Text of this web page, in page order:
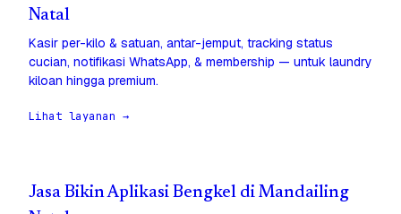
Natal
Kasir per-kilo & satuan, antar-jemput, tracking status
cucian, notifikasi WhatsApp, & membership — untuk laundry
kiloan hingga premium.
Lihat layanan →
Jasa Bikin Aplikasi Bengkel di Mandailing